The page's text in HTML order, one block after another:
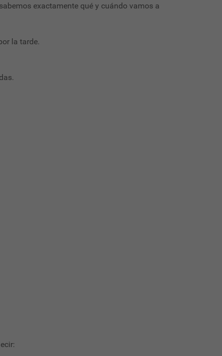
exactamente qué y cuándo vamos a
la tarde.